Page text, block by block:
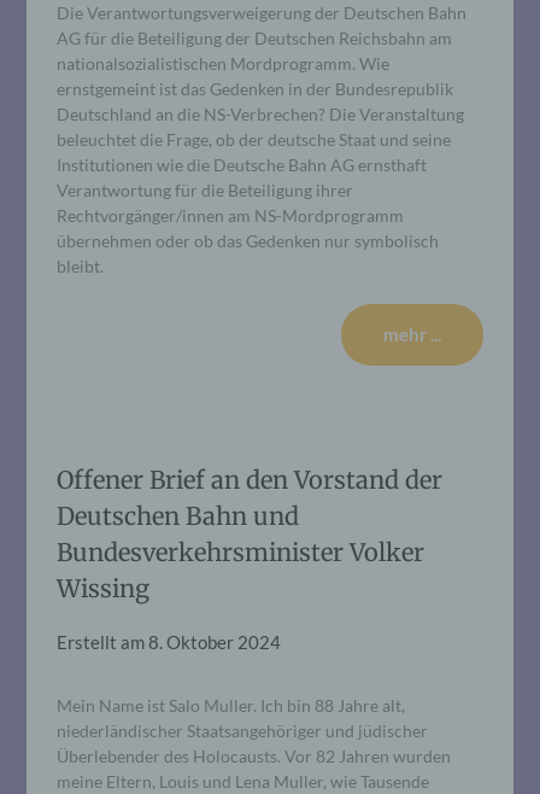
Die Verantwortungsverweigerung der Deutschen Bahn
AG für die Beteiligung der Deutschen Reichsbahn am
nationalsozialistischen Mordprogramm. Wie
ernstgemeint ist das Gedenken in der Bundesrepublik
Deutschland an die NS-Verbrechen? Die Veranstaltung
beleuchtet die Frage, ob der deutsche Staat und seine
Institutionen wie die Deutsche Bahn AG ernsthaft
Verantwortung für die Beteiligung ihrer
Rechtvorgänger/innen am NS-Mordprogramm
übernehmen oder ob das Gedenken nur symbolisch
bleibt.
mehr ...
Offener Brief an den Vorstand der
Deutschen Bahn und
Bundesverkehrsminister Volker
Wissing
Erstellt am8. Oktober 2024
Mein Name ist Salo Muller. Ich bin 88 Jahre alt,
niederländischer Staatsangehöriger und jüdischer
Überlebender des Holocausts. Vor 82 Jahren wurden
meine Eltern, Louis und Lena Muller, wie Tausende